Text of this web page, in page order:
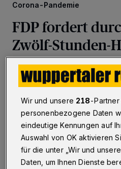
Corona-Pandemie
FDP fordert
Zwölf-Stunden-
Wuppertal·Die
die Verwaltung auf, „Kräfte
„eine Hotline, die zwölf
Tagen pro Woche
Umfang die Möglichkeit
Zweischichtbetrieb von
bevorstehenden Feiertagen“.
Wir und unsere 218-
personenbezogene Daten
eindeutige Kennungen auf
Auswahl von OK aktivieren
für die unter „Wir und
Daten, um Ihnen Dienste